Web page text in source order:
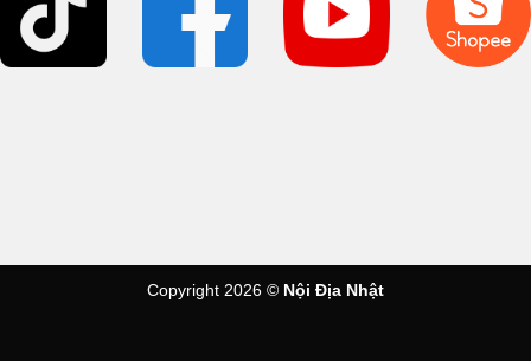
Copyright 2026 © Nội Địa Nhật